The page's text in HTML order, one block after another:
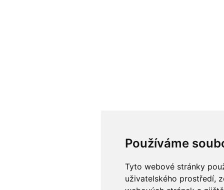
Používáme
Tyto webové stránky
uživatelského prostředí,